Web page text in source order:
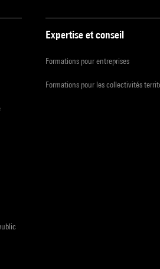
Expertise et conseil
Formations pour entreprises
Formations pour les collectivités